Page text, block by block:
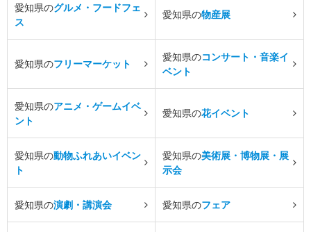
愛知県のグルメ・フードフェ
ス
愛知県の物産展
愛知県のフリーマーケット
愛知県のコンサート・音楽イ
ベント
愛知県のアニメ・ゲームイベ
ント
愛知県の花イベント
愛知県の動物ふれあいイベン
ト
愛知県の美術展・博物展・展
示会
愛知県の演劇・講演会 愛知県のフェア